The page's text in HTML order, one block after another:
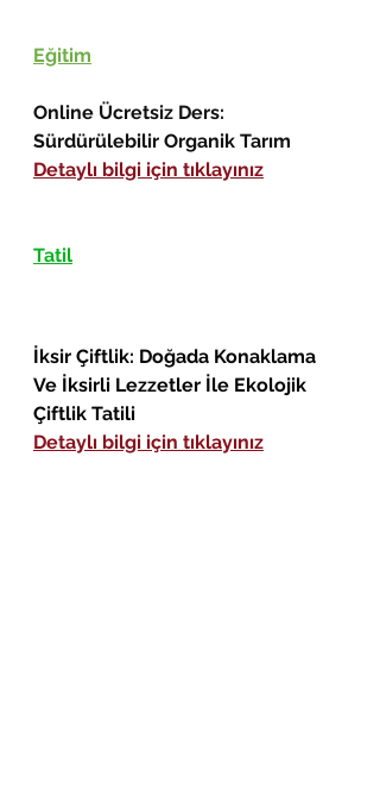
Eğitim
Online Ücretsiz Ders:
Sürdürülebilir Organik Tarım
Detaylı bilgi için tıklayınız
Tatil
İksir Çiftlik: Doğada Konaklama
Ve İksirli Lezzetler İle Ekolojik
Çiftlik Tatili
Detaylı bilgi için tıklayınız